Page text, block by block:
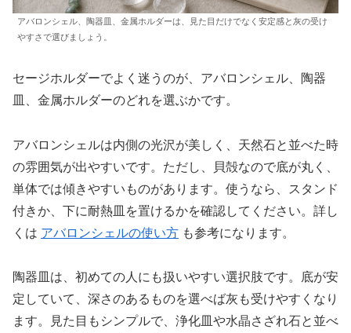
アバロンシェル、陶器皿、金属ホルダーは、見た目だけでなく安定感と灰の受け
やすさで選びましょう。
セージホルダーでよく迷うのが、アバロンシェル、陶器
皿、金属ホルダーのどれを選ぶかです。
アバロンシェルは内側の光沢が美しく、天然石と並べた時
の雰囲気が出やすいです。ただし、貝殻なので底が丸く、
単体では傾きやすいものがあります。使うなら、スタンド
付きか、下に耐熱皿を置けるかを確認してください。詳し
くは アバロンシェルの使い方 も参考になります。
陶器皿は、初めての人にも扱いやすい選択肢です。底が安
定していて、深さのあるものを選べば灰も受けやすくなり
ます。見た目もシンプルで、浄化皿や水晶さざれ石と並べ